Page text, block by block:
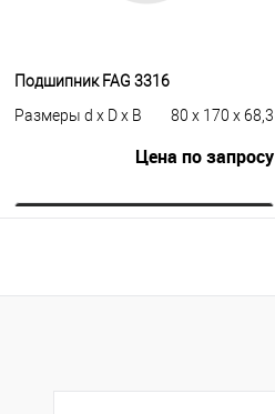
Подшипник FAG 3316
Размеры d x D x B
80 x 170 x 68,3
Цена по запросу
Купить в 1 клик
К сравнению